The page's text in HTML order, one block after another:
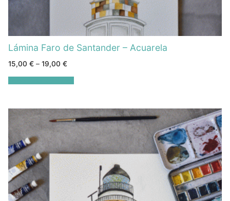
Lámina Faro de Santander – Acuarela
15,00 € – 19,00 €